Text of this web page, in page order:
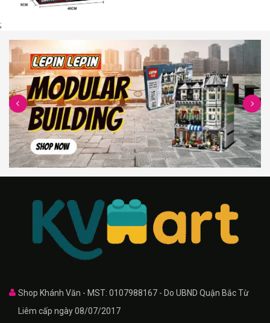
;
Shop Khánh Văn - MST: 0107988167 - Do UBND Quận Bắc Từ
Liêm cấp ngày 08/07/2017